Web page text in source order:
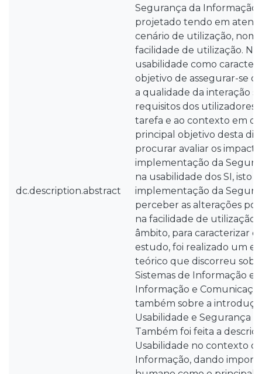
dc.description.abstract
Segurança da Informação.
projetado tendo em
cenário de utilização,
facilidade de utilização.
usabilidade como
objetivo de assegurar-se
a qualidade da interação
requisitos dos utilizadores,
tarefa e ao contexto em
principal objetivo desta
procurar avaliar os
implementação da
na usabilidade dos SI, isto
implementação da
perceber as alterações
na facilidade de utilização
âmbito, para caracterizar
estudo, foi realizado um
teórico que discorreu
Sistemas de Informação e
Informação e
também sobre a
Usabilidade e Segurança
Também foi feita a
Usabilidade no contexto
Informação, dando